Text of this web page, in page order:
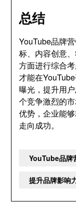
总结
YouTube品牌
标、内容创意
方面进行综合
才能在
曝光，提升用
个竞争激烈的
优势，企业能
走向成功。
YouTube品牌
提升品牌影响